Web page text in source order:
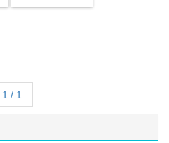
1 / 1